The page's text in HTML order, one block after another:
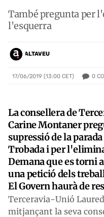
També pregunta per
l'esquerra
ALTAVEU
17/06/2019 (13:00 CET) 0
La consellera de
Carine Montaner
supressió de la
Trobada i per
Demana que es torni
una petició dels
El Govern haurà de
Terceravia-Unió
mitjançant la seva